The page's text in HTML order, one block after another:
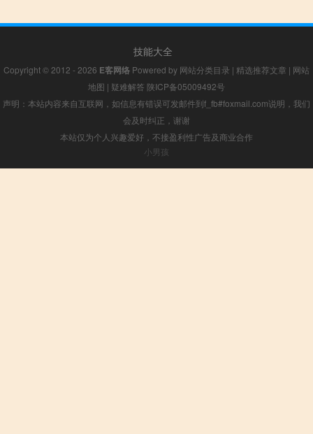
技能大全
Copyright © 2012 - 2026 E客网络 Powered by 网站分类目录 | 精选推荐文章 | 网站
地图 | 疑难解答 陕ICP备05009492号
声明：本站内容来自互联网，如信息有错误可发邮件到f_fb#foxmail.com说明，我们
会及时纠正，谢谢
本站仅为个人兴趣爱好，不接盈利性广告及商业合作
小男孩